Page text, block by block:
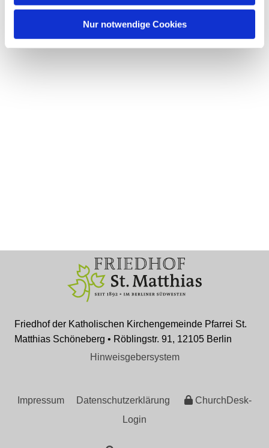
Nur notwendige Cookies
Friedhof der Katholischen Kirchengemeinde Pfarrei St.
Matthias Schöneberg • Röblingstr. 91, 12105 Berlin
Hinweisgebersystem
Impressum Datenschutzerklärung
ChurchDesk-
Login